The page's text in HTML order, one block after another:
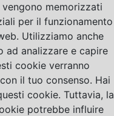
memorizzati
per il funzionamento
Utilizziamo anche
ad analizzare e capire
cookie verranno
il tuo consenso. Hai
cookie. Tuttavia, la
potrebbe influire